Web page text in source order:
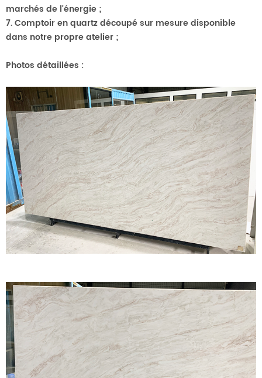
marchés de l'énergie ;
7. Comptoir en quartz découpé sur mesure disponible
dans notre propre atelier ;
Photos détaillées :